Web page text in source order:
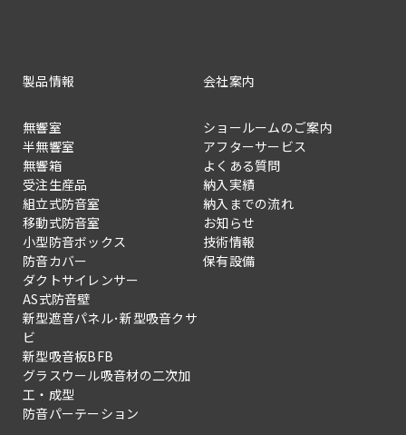
製品情報
無響室
半無響室
無響箱
受注生産品
組立式防音室
移動式防音室
小型防音ボックス
防音カバー
ダクトサイレンサー
AS式防音壁
新型遮音パネル･新型吸音クサ
ビ
新型吸音板BFB
グラスウール吸音材の二次加
工・成型
防音パーテーション
会社案内
ショールームのご案内
アフターサービス
よくある質問
納入実績
納入までの流れ
お知らせ
技術情報
保有設備